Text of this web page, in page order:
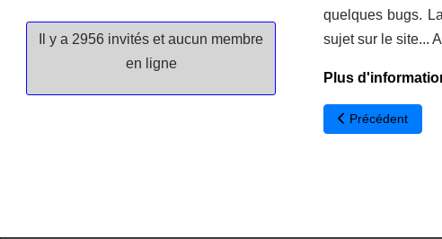
Il y a 2956 invités et aucun membre
en ligne
quelques bugs.
sujet sur le site...
Plus
Article précédent
Précédent